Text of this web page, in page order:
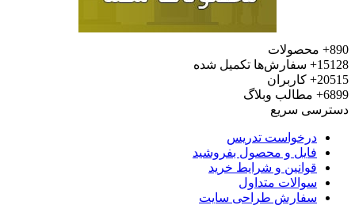
محصولات
سفارش‌ها تکمیل شده
کاربران
مطالب وبلاگ
سریع
درخواست تدریس
فایل و محصول بفروشید
قوانین و شرایط خرید
سوالات متداول
سفارش طراحی سایت